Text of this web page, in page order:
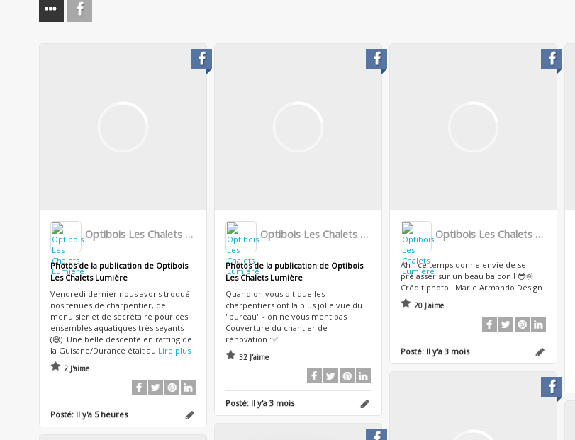
Optibois Les Chalets Lumière
Photos de la publication de Optibois
Les Chalets Lumière
Vendredi dernier nous avons troqué
nos tenues de charpentier, de
menuisier et de secrétaire pour ces
ensembles aquatiques très seyants
(😅). Une belle descente en rafting de
la Guisane/Durance était au Lire plus
2 J'aime
Posté: Il y'a 5 heures
Optibois Les Chalets Lumière
Photos de la publication de Optibois
Les Chalets Lumière
Quand on vous dit que les
charpentiers ont la plus jolie vue du
"bureau" - on ne vous ment pas !
Couverture du chantier de
rénovation :✅
32 J'aime
Posté: Il y'a 3 mois
Optibois Les Chalets Lumière
Ah - ce temps donne envie de se
prélasser sur un beau balcon ! 😎🌞
Crédit photo : Marie Armando Design
20 J'aime
Posté: Il y'a 3 mois